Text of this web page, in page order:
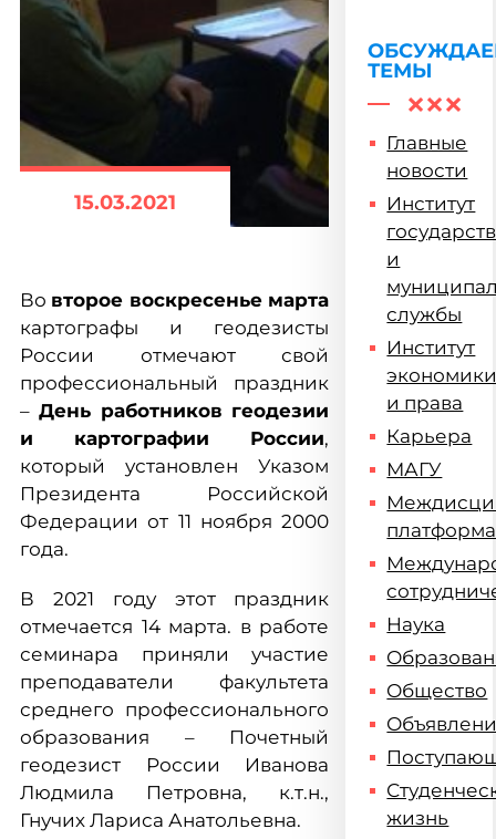
15.03.2021
Во второе воскресенье марта
картографы и геодезисты
России отмечают свой
профессиональный праздник
– День работников геодезии
и картографии России,
который установлен Указом
Президента Российской
Федерации от 11 ноября 2000
года.
В 2021 году этот праздник
отмечается 14 марта. в работе
семинара приняли участие
преподаватели факультета
среднего профессионального
образования – Почетный
геодезист России Иванова
Людмила Петровна, к.т.н.,
Гнучих Лариса Анатольевна.
ТЕМЫ
Главные
новости
Институт
и
службы
Институт
и права
Карьера
МАГУ
платформа
Наука
Общество
жизнь